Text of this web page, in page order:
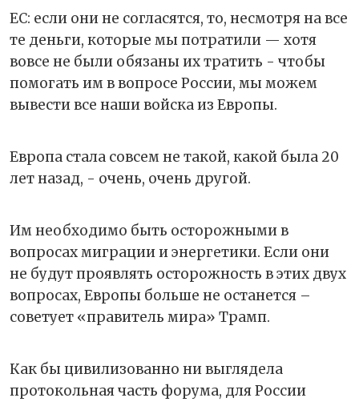
ЕС: если они не согласятся, то, несмотря на все
те деньги, которые мы потратили — хотя
вовсе не были обязаны их тратить - чтобы
помогать им в вопросе России, мы можем
вывести все наши войска из Европы.
Европа стала совсем не такой, какой была 20
лет назад, - очень, очень другой.
Им необходимо быть осторожными в
вопросах миграции и энергетики. Если они
не будут проявлять осторожность в этих двух
вопросах, Европы больше не останется –
советует «правитель мира» Трамп.
Как бы цивилизованно ни выглядела
протокольная часть форума, для России